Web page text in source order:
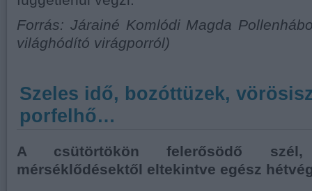
Forrás: Járainé Komlódi Magda
világhódító virágporról)
Szeles idő, bozóttüzek,
porfelhő…
A csütörtökön felerősödő
mérséklődésektől eltekintve egész